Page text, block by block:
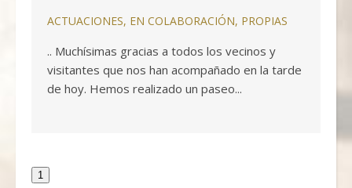
ACTUACIONES, EN COLABORACIÓN, PROPIAS
.. Muchísimas gracias a todos los vecinos y
visitantes que nos han acompañado en la tarde
de hoy. Hemos realizado un paseo...
1